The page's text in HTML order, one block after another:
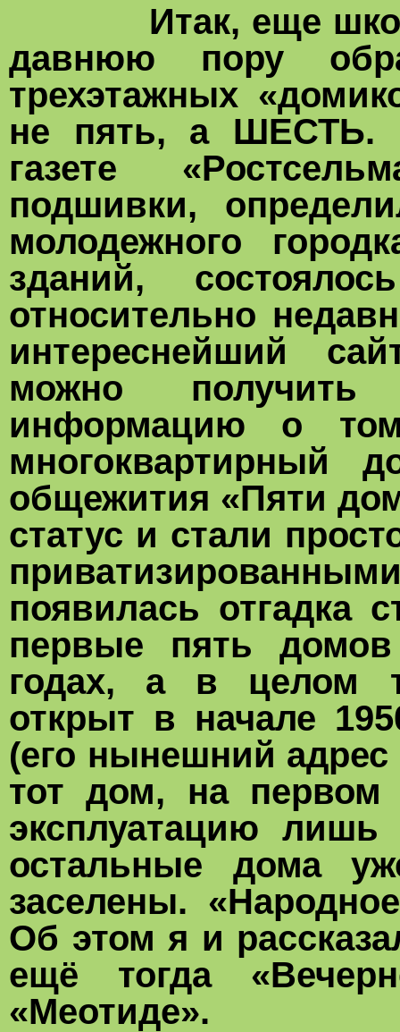
Итак, еще
давнюю пору
трехэтажных
не пять, а ШЕСТЬ.
газете
подшивки,
молодежного
зданий,
относительно
интереснейший
можно получить
информацию о
многоквартирный
общежития «Пяти
статус и стали
появилась отгадка
первые пять
годах, а в целом
открыт в начале
(его нынешний адрес
тот дом, на первом
эксплуатацию
остальные дома
заселены.
Об этом я и
ещё тогда
«Меотиде».